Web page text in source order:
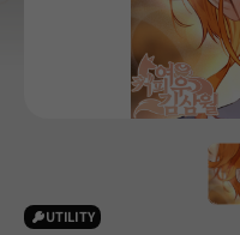
UTILITY